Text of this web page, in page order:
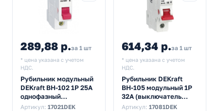
289,88 р.за 1 шт
* цена указана с учетом
НДС.
Рубильник модульный
DEKraft ВН-102 1P 25А
однофазный
(выключатель
Артикул: 17021DEK
614,34 р.за 1 шт
* цена указана с учетом
НДС.
Рубильник DEKraft
ВН-105 модульный 1P
32А (выключатель
нагрузки)
Артикул: 17081DEK